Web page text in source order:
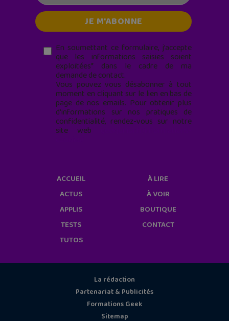
En soumettant ce formulaire, j’accepte
que les informations saisies soient
exploitées* dans le cadre de ma
demande de contact.
Vous pouvez vous désabonner à tout
moment en cliquant sur le lien en bas de
page de nos emails. Pour obtenir plus
d'informations sur nos pratiques de
confidentialité, rendez-vous sur notre
site web
ACCUEIL
ACTUS
APPLIS
TESTS
TUTOS
À LIRE
À VOIR
BOUTIQUE
CONTACT
La rédaction
Partenariat & Publicités
Formations Geek
Sitemap